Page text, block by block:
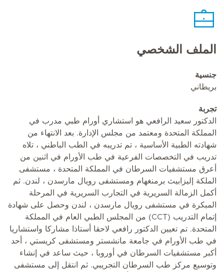
الملف الشخصي
جنسية
بريطاني
تجربة
الدكتور سعيد الرافعي هو استشاري أورام طبي مدرب في
المملكة المتحدة ومعتمد من مجلس الإدارة. بعد الانتهاء من
شهادته الطبية الأساسية ، تم تدريبه في الطب الباطني ، تلاه
تدريب في التخصصات الفرعية في طب الأورام في اثنين من
أعرق مستشفيات السرطان في المملكة المتحدة ، مستشفى
الملكة إليزابيث برمنغهام ومستشفى رويال مارسدن ، لندن. ثم
أكمل الزمالة السريرية في التجارب السريرية في المرحلة
المبكرة في مستشفى رويال مارسدن ، لندن وحصل على شهادة
إتمام التدريب (CCT) من المجلس الطبي العام في المملكة
المتحدة. تم تعيين الدكتور رافعي لاحقا أستاذا مشاركا واستشاريا
في طب الأورام في جامعة مانشستر ومستشفى كريستي ، أحد
أكبر مستشفيات السرطان في أوروبا ، حيث ساعد في إنشاء
وتوسيع مركز طب السرطان التجريبي. ثم انتقل إلى مستشفى